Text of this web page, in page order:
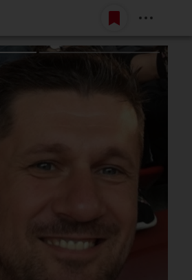
Belépés